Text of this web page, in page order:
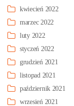
kwiecień 2022
marzec 2022
luty 2022
styczeń 2022
grudzień 2021
listopad 2021
październik 2021
wrzesień 2021